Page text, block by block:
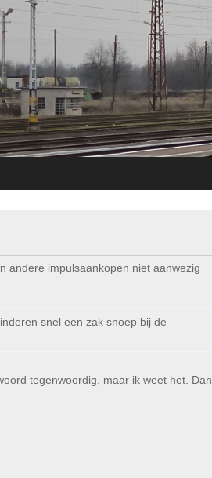
andere impulsaankopen niet aanwezig
snel een zak snoep bij de
tegenwoordig, maar ik weet het. Dan